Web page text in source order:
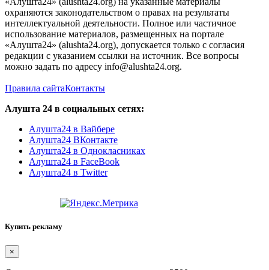
охраняются законодательством о правах на результаты
интеллектуальной деятельности. Полное или частичное
использование материалов, размещенных на портале
«Алушта24» (alushta24.org), допускается только с согласия
редакции с указанием ссылки на источник. Все вопросы
можно задать по адресу info@alushta24.org.
Правила сайтаКонтакты
Алушта 24 в социальных сетях:
Алушта24 в Вайбере
Алушта24 ВКонтакте
Алушта24 в Однокласниках
Алушта24 в FaceBook
Алушта24 в Twitter
Купить рекламу
×